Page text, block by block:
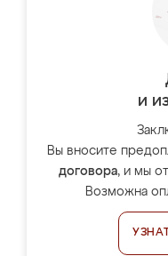
и
Вы вносите
договора, и мы
Возможна